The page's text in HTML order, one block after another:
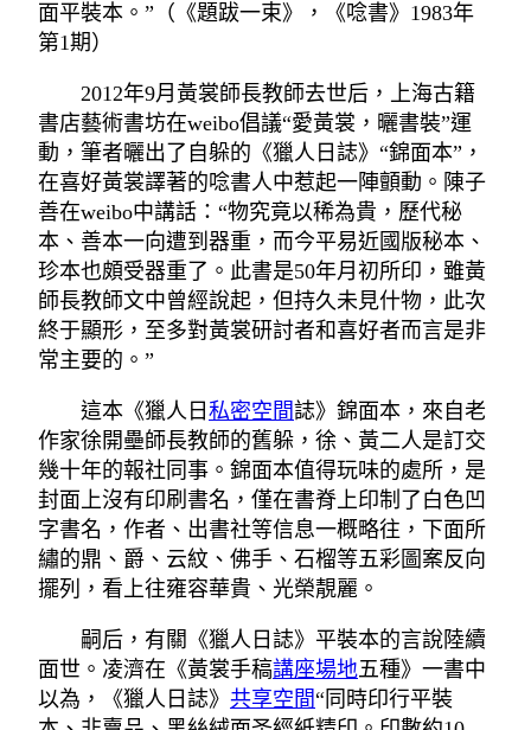
面平裝本。”（《題跋一束》，《唸書》1983年
第1期）
2012年9月黃裳師長教師去世后，上海古籍
書店藝術書坊在weibo倡議“愛黃裳，曬書裝”運
動，筆者曬出了自躲的《獵人日誌》“錦面本”，
在喜好黃裳譯著的唸書人中惹起一陣顫動。陳子
善在weibo中講話：“物究竟以稀為貴，歷代秘
本、善本一向遭到器重，而今平易近國版秘本、
珍本也頗受器重了。此書是50年月初所印，雖黃
師長教師文中曾經說起，但持久未見什物，此次
終于顯形，至多對黃裳研討者和喜好者而言是非
常主要的。”
這本《獵人日 私密空間誌》錦面本，來自老
作家徐開壘師長教師的舊躲，徐、黃二人是訂交
幾十年的報社同事。錦面本值得玩味的處所，是
封面上沒有印刷書名，僅在書脊上印制了白色凹
字書名，作者、出書社等信息一概略往，下面所
繡的鼎、爵、云紋、佛手、石榴等五彩圖案反向
擺列，看上往雍容華貴、光榮靚麗。
嗣后，有關《獵人日誌》平裝本的言說陸續
面世。凌濟在《黃裳手稿講座場地五種》一書中
以為，《獵人日誌》 共享空間“同時印行平裝